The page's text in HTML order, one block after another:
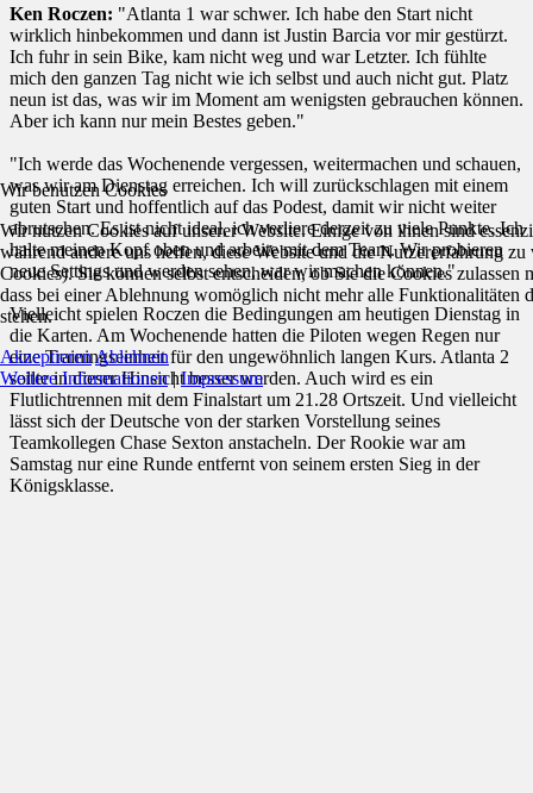
Ken Roczen: "Atlanta 1 war schwer. Ich habe den Start nicht
wirklich hinbekommen und dann ist Justin Barcia vor mir gestürzt.
Ich fuhr in sein Bike, kam nicht weg und war Letzter. Ich fühlte
mich den ganzen Tag nicht wie ich selbst und auch nicht gut. Platz
neun ist das, was wir im Moment am wenigsten gebrauchen können.
Aber ich kann nur mein Bestes geben."
"Ich werde das Wochenende vergessen, weitermachen und schauen,
was wir am Dienstag erreichen. Ich will zurückschlagen mit einem
guten Start und hoffentlich auf das Podest, damit wir nicht weiter
abrutschen. Es ist nicht ideal, ich verliere derzeit zu viele Punkte. Ich
halte meinen Kopf oben und arbeite mit dem Team. Wir probieren
neue Settings und werden sehen, war wir machen können."
Vielleicht spielen Roczen die Bedingungen am heutigen Dienstag in
die Karten. Am Wochenende hatten die Piloten wegen Regen nur
eine Trainingseinheit für den ungewöhnlich langen Kurs. Atlanta 2
sollte in dieser Hinsicht besser werden. Auch wird es ein
Flutlichtrennen mit dem Finalstart um 21.28 Ortszeit. Und vielleicht
lässt sich der Deutsche von der starken Vorstellung seines
Teamkollegen Chase Sexton anstacheln. Der Rookie war am
Samstag nur eine Runde entfernt von seinem ersten Sieg in der
Königsklasse.
Wir benutzen Cookies
Wir nutzen Cookies auf unserer Website. Einige von ihnen sind
während andere uns helfen, diese Website und die Nutzererfahrung zu
Cookies). Sie können selbst entscheiden, ob Sie die Cookies zulassen
dass bei einer Ablehnung womöglich nicht mehr alle Funktionalitäten
stehen.
AkzeptierenAblehnen
Weitere Informationen|Impressum